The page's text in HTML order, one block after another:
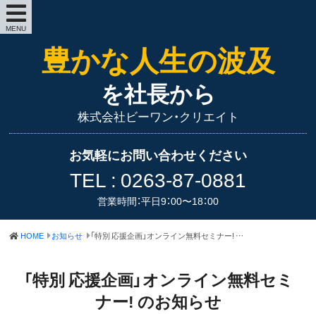
MENU
豊かな人生の波及
を社長から
株式会社ビーワン・クリエイト
お気軽にお問い合わせください
TEL : 0263-87-0881
営業時間：平日9：00〜18：00
HOME お知らせ 「特別 応援企画」オンライン無料セミナー! のお知らせ
「特別 応援企画」オンライン無料セミ
ナー! のお知らせ